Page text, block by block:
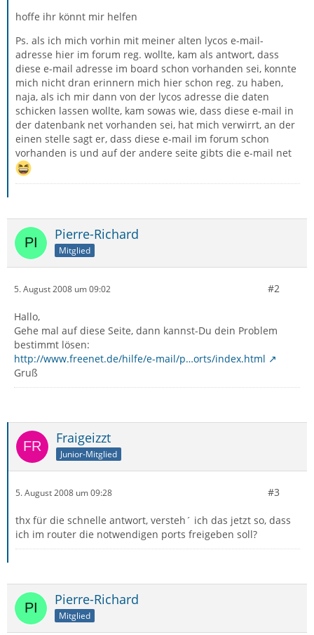
hoffe ihr könnt mir helfen
Ps. als ich mich vorhin mit meiner alten lycos e-mail-
adresse hier im forum reg. wollte, kam als antwort, dass
diese e-mail adresse im board schon vorhanden sei, konnte
mich nicht dran erinnern mich hier schon reg. zu haben,
naja, als ich mir dann von der lycos adresse die daten
schicken lassen wollte, kam sowas wie, dass diese e-mail in
der datenbank net vorhanden sei, hat mich verwirrt, an der
einen stelle sagt er, dass diese e-mail im forum schon
vorhanden is und auf der andere seite gibts die e-mail net
Pierre-Richard
Mitglied
5. August 2008 um 09:02 #2
Hallo,
Gehe mal auf diese Seite, dann kannst-Du dein Problem
bestimmt lösen:
http://www.freenet.de/hilfe/e-mail/p…orts/index.html
Gruß
Fraigeizzt
Junior-Mitglied
5. August 2008 um 09:28 #3
thx für die schnelle antwort, versteh´ ich das jetzt so, dass
ich im router die notwendigen ports freigeben soll?
Pierre-Richard
Mitglied